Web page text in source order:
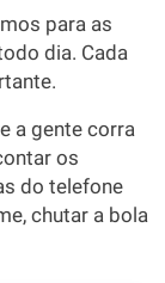
para as
dia. Cada
a gente corra
os
do telefone
chutar a bola